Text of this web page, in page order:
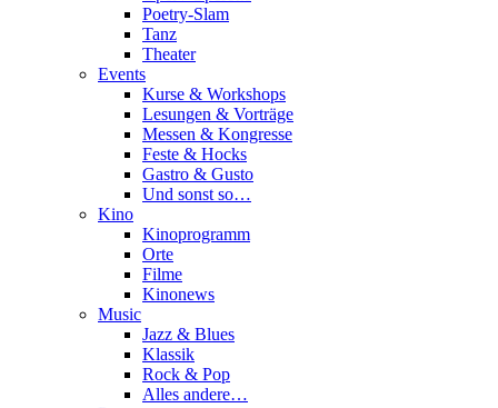
Poetry-Slam
Tanz
Theater
Events
Kurse & Workshops
Lesungen & Vorträge
Messen & Kongresse
Feste & Hocks
Gastro & Gusto
Und sonst so…
Kino
Kinoprogramm
Orte
Filme
Kinonews
Music
Jazz & Blues
Klassik
Rock & Pop
Alles andere…